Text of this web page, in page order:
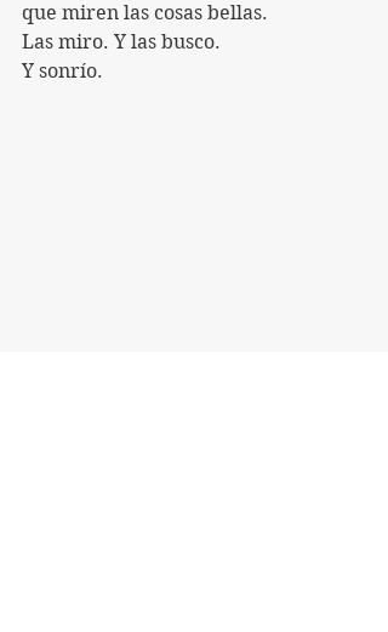
que miren las cosas bellas.
Las miro. Y las busco.
Y sonrío.